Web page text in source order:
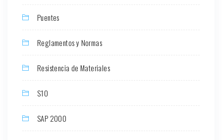
Puentes
Reglamentos y Normas
Resistencia de Materiales
S10
SAP 2000